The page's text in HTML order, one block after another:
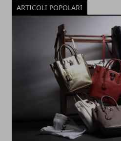
ARTICOLI POPOLARI